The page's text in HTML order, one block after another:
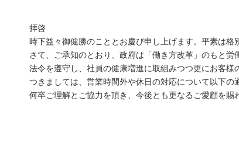
拝啓
時下益々御健勝のこととお慶び申し上げます。平素は格
さて、ご承知のとおり、政府は「働き方改革」のもと
法令を遵守し、社員の健康増進に取組みつつ更にお客様
つきましては、営業時間外や休日の対応について以下の
何卒ご理解とご協力を頂き、今後とも更なるご愛顧を賜